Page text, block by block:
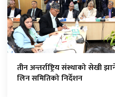
तीन अन्तर्राष्ट्रिय संस्थाको सेखी
लिन समितिको निर्देशन